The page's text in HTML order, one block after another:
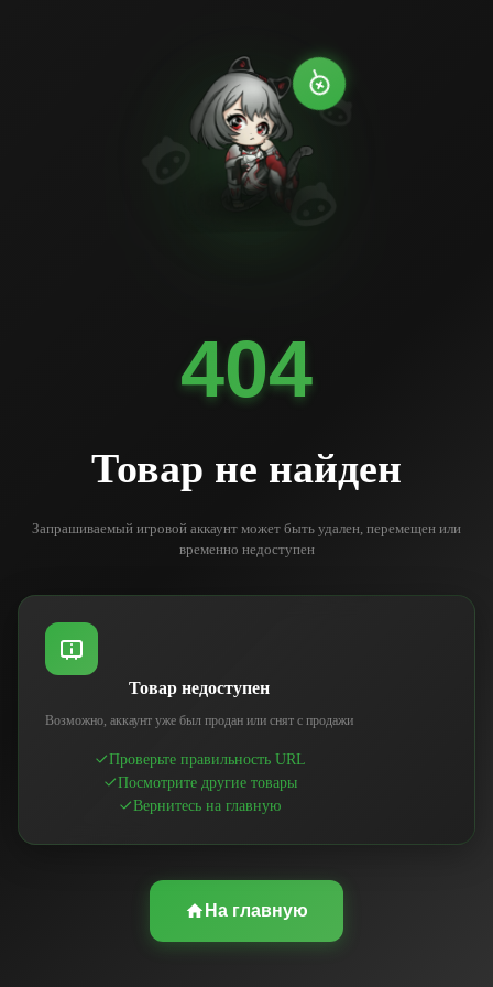
404
Товар не найден
Запрашиваемый игровой аккаунт может быть удален, перемещен или
временно недоступен
Товар недоступен
Возможно, аккаунт уже был продан или снят с продажи
Проверьте правильность URL
Посмотрите другие товары
Вернитесь на главную
На главную